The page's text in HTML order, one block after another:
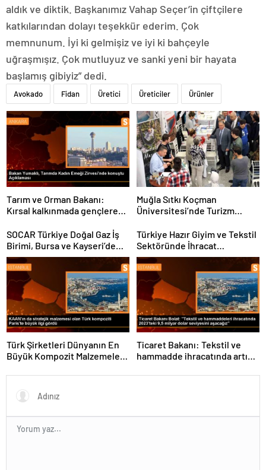
aldık ve diktik. Başkanımız Vahap Seçer’in çiftçilere
katkılarından dolayı teşekkür ederim. Çok
memnunum. İyi ki gelmişiz ve iyi ki bahçeyle
uğraşmışız. Çok mutluyuz ve sanki yeni bir hayata
başlamış gibiyiz” dedi.
Avokado Fidan Üretici Üreticiler Ürünler
Tarım ve Orman Bakanı:
Kırsal kalkınmada gençlere
yapıyoruz
Muğla Sıtkı Koçman
Üniversitesi’nde Turizm
Buluştu
SOCAR Türkiye Doğal Gaz İş
Birimi, Bursa ve Kayseri’de
Şebeke Uzunluğunu Artıracak
Türkiye Hazır Giyim ve Tekstil
Sektöründe İhracat
Hedeflerini Açıkladı
Türk Şirketleri Dünyanın En
Büyük Kompozit Malzemeler
Ticaret Bakanı: Tekstil ve
hammadde ihracatında artış